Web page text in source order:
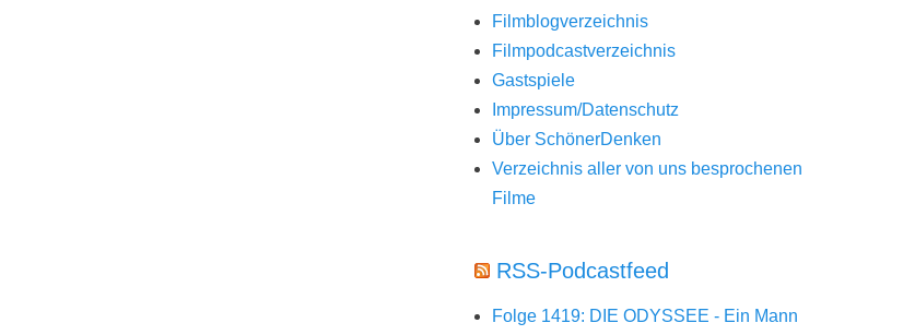
Filmblogverzeichnis
Filmpodcastverzeichnis
Gastspiele
Impressum/Datenschutz
Über SchönerDenken
Verzeichnis aller von uns besprochenen
Filme
RSS-Podcastfeed
Folge 1419: DIE ODYSSEE - Ein Mann